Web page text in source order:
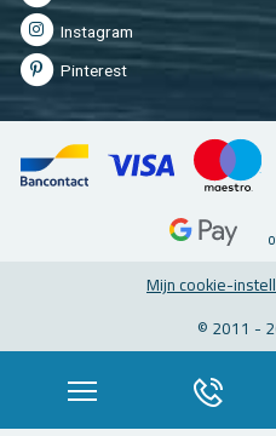
In­st­agram
Pin­te­rest
Mijn coo­kie-
© 2011 -